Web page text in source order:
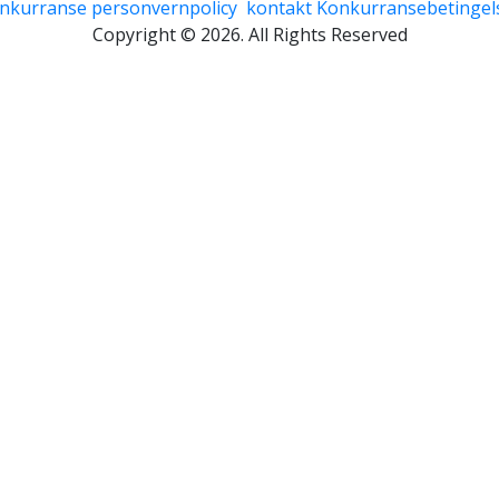
personvernpolicy kontakt
Copyright © 2026. All Rights Reserved